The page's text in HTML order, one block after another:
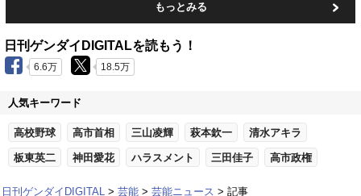
もっとみる
日刊ゲンダイDIGITALを読もう！
6.6万 18.5万
人気キーワード
高校野球 高市首相 三山凌輝 萩本欽一 清水アキラ
板東英二 神田愛花 ハラスメント 三田佳子 高市政権
日刊ゲンダイDIGITAL 芸能 芸能ニュース 記事